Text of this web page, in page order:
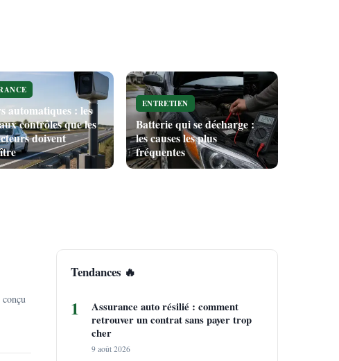
automatiques : les
contrôles que les
doivent
ENTRETIEN
Batterie qui se décharge :
les causes les plus
fréquentes
conçu
Tendances 🔥
1
Assurance auto résilié : comment
retrouver un contrat sans payer trop
cher
9 août 2026